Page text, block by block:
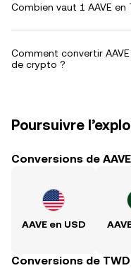
Combien vaut 1 AAVE en
Comment convertir
de crypto ?
Poursuivre
Conversions de
AAVE en USD
Conversions de